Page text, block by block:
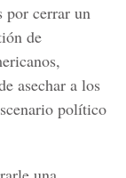
por cerrar un
de
asechar a los
político